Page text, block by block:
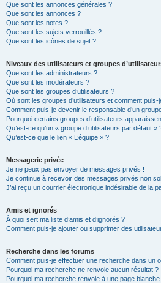
Que sont les annonces générales ?
Que sont les annonces ?
Que sont les notes ?
Que sont les sujets verrouillés ?
Que sont les icônes de sujet ?
Niveaux des utilisateurs et groupes
Que sont les administrateurs ?
Que sont les modérateurs ?
Que sont les groupes d’utilisateurs ?
Où sont les groupes d’utilisateurs et comment puis-
Comment puis-je devenir le responsable d’un
Pourquoi certains groupes d’utilisateurs
Qu’est-ce qu’un « groupe d’utilisateurs par défaut »
Qu’est-ce que le lien « L’équipe » ?
Messagerie privée
Je ne peux pas envoyer de messages privés !
Je continue à recevoir des messages privés non
J’ai reçu un courrier électronique indésirable de la
Amis et ignorés
À quoi sert ma liste d’amis et d’ignorés ?
Comment puis-je ajouter ou supprimer des
Recherche dans les forums
Comment puis-je effectuer une recherche dans un
Pourquoi ma recherche ne renvoie aucun résultat ?
Pourquoi ma recherche renvoie à une page blanche